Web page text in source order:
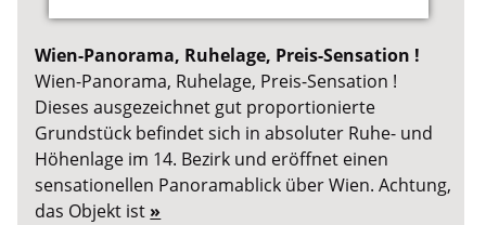
Wien-Panorama, Ruhelage, Preis-Sensation !
Wien-Panorama, Ruhelage, Preis-Sensation !
Dieses ausgezeichnet gut proportionierte
Grundstück befindet sich in absoluter Ruhe- und
Höhenlage im 14. Bezirk und eröffnet einen
sensationellen Panoramablick über Wien. Achtung,
das Objekt ist »